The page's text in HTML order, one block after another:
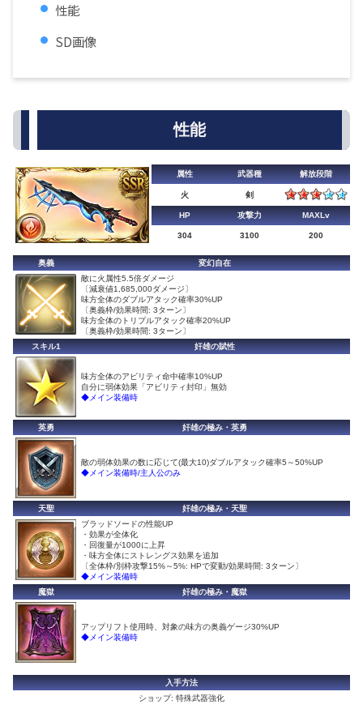
性能
SD画像
性能
属性 武器種 解放段階
火 剣
HP 攻撃力 MAXLv
304 3100 200
奥義
変幻自在
敵に火属性5.5倍ダメージ
〔減衰値1,685,000ダメージ〕
味方全体のダブルアタック確率30%UP
〔奥義枠/効果時間: 3ターン〕
味方全体のトリプルアタック確率20%UP
〔奥義枠/効果時間: 3ターン〕
スキル1
奸雄の賦性
味方全体のアビリティ命中確率10%UP
自分に弱体効果「アビリティ封印」無効
◆メイン装備時
英勇 奸雄の極み・英勇
敵の弱体効果の数に応じて(最大10)ダブルアタック確率5～50%UP
◆メイン装備時/主人公のみ
天聖
奸雄の極み・天聖
ブラッドソードの性能UP
・効果が全体化
・回復量が1000に上昇
・味方全体にストレングス効果を追加
〔全体枠/別枠攻撃15%～5%: HPで変動/効果時間: 3ターン〕
◆メイン装備時
魔獄
奸雄の極み・魔獄
アップリフト使用時、対象の味方の奥義ゲージ30%UP
◆メイン装備時
入手方法
ショップ: 特殊武器強化